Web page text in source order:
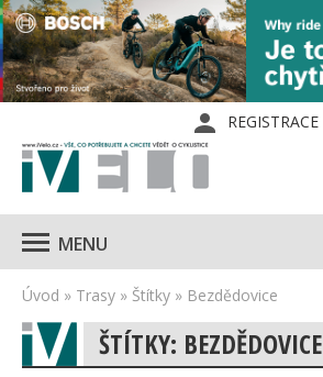
REGISTRACE
MENU
Úvod » Trasy » Štítky » Bezdědovice
ŠTÍTKY: BEZDĚDOVICE